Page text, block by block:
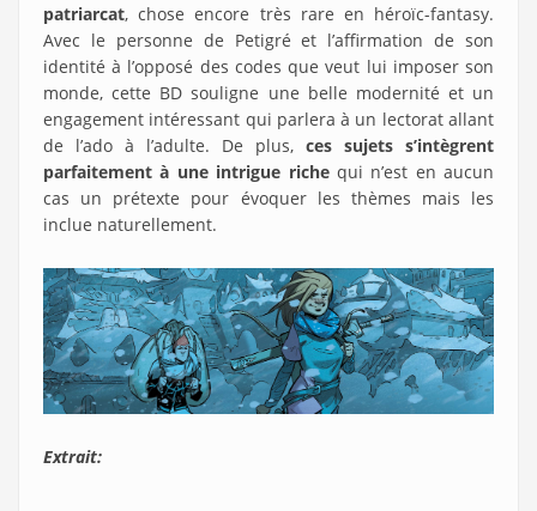
patriarcat, chose encore très rare en héroïc-fantasy.
Avec le personne de Petigré et l’affirmation de son
identité à l’opposé des codes que veut lui imposer son
monde, cette BD souligne une belle modernité et un
engagement intéressant qui parlera à un lectorat allant
de l’ado à l’adulte. De plus, ces sujets s’intègrent
parfaitement à une intrigue richequi n’est en aucun
cas un prétexte pour évoquer les thèmes mais les
inclue naturellement.
Extrait: